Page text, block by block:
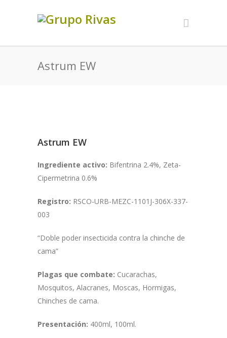
Astrum EW
Astrum EW
Ingrediente activo: Bifentrina 2.4%, Zeta-
Cipermetrina 0.6%
Registro: RSCO-URB-MEZC-1101J-306X-337-
003
“Doble poder insecticida contra la chinche de
cama”
Plagas que combate: Cucarachas,
Mosquitos, Alacranes, Moscas, Hormigas,
Chinches de cama.
Presentación: 400ml, 100ml.